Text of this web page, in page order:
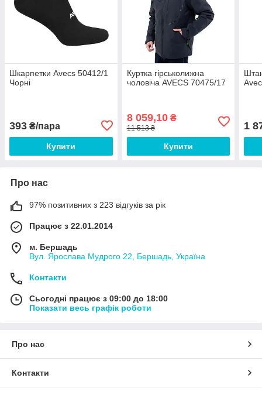
Шкарпетки Avecs 50412/1
Чорні
393 ₴/пара
Купити
Куртка гірськолижна
чоловіча AVECS 70475/17
8 059,10₴
11 513 ₴
Купити
1
Про нас
97% позитивних з 223 відгуків за рік
Працює з 22.01.2014
м. Бершадь
Вул. Ярослава Мудрого 22, Бершадь, Україна
Контакти
Сьогодні працює з 09:00 до 18:00
Показати весь графік роботи
Про нас
Контакти